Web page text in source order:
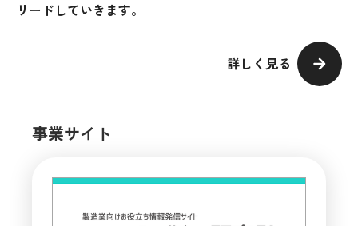
リードしていきます。
詳しく見る
事業サイト